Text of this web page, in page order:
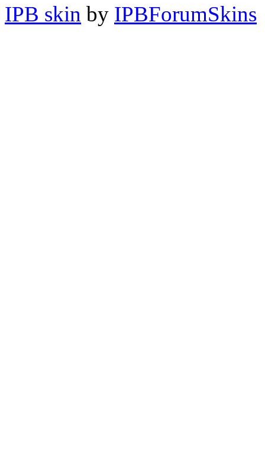
IPB skin by IPBForumSkins